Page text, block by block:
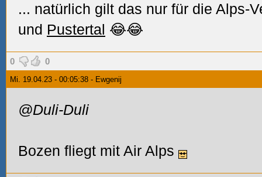
... natürlich gilt das nur für die Alps-
und Pustertal 😂😂
0 0
Mi. 19.04.23 - 00:05:38 - Ewgenij
@Duli-Duli
Bozen fliegt mit Air Alps